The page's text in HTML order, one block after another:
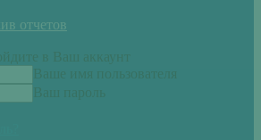
отчетов
в Ваш аккаунт
Ваше имя пользователя
Ваш пароль